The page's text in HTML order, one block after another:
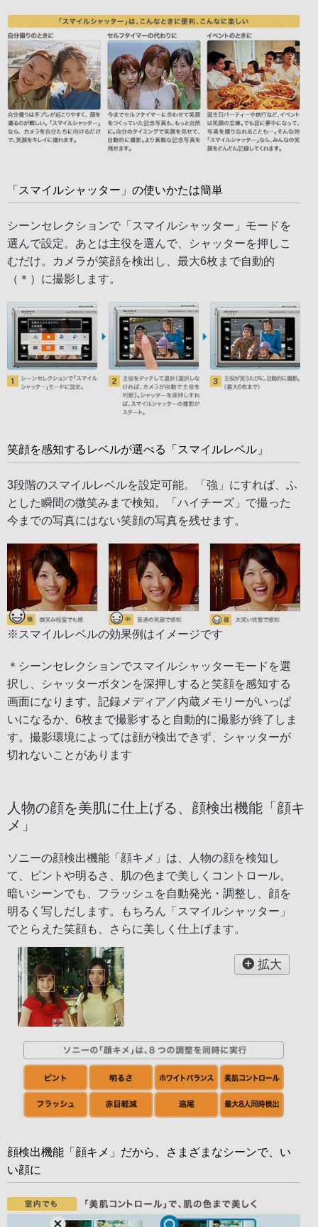
「スマイルシャッター」の使いかたは簡単
シーンセレクションで「スマイルシャッター」モードを
選んで設定。あとは主役を選んで、シャッターを押しこ
むだけ。カメラが笑顔を検出し、最大6枚まで自動的
（＊）に撮影します。
笑顔を感知するレベルが選べる「スマイルレベル」
3段階のスマイルレベルを設定可能。「強」にすれば、ふ
とした瞬間の微笑みまで検知。「ハイチーズ」で撮った
今までの写真にはない笑顔の写真を残せます。
※スマイルレベルの効果例はイメージです
＊シーンセレクションでスマイルシャッターモードを選
択し、シャッターボタンを深押しすると笑顔を感知する
画面になります。記録メディア／内蔵メモリーがいっぱ
いになるか、6枚まで撮影すると自動的に撮影が終了しま
す。撮影環境によっては顔が検出できず、シャッターが
切れないことがあります
人物の顔を美肌に仕上げる、顔検出機能「顔キ
メ」
ソニーの顔検出機能「顔キメ」は、人物の顔を検知し
て、ピントや明るさ、肌の色まで美しくコントロール。
暗いシーンでも、フラッシュを自動発光・調整し、顔を
明るく写しだします。もちろん「スマイルシャッター」
でとらえた笑顔も、さらに美しく仕上げます。
拡大
顔検出機能「顔キメ」だから、さまざまなシーンで、い
い顔に